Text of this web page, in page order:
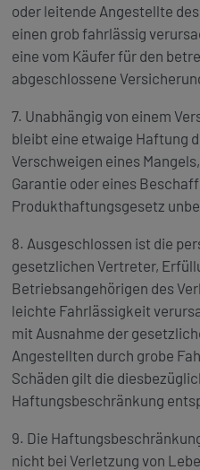
oder leitende Angestellte
einen grob fahrlässig
eine vom Käufer für den
abgeschlossene
7. Unabhängig von einem
bleibt eine etwaige Haftung
Verschweigen eines
Garantie oder eines
Produkthaftungsgesetz
8. Ausgeschlossen ist die
gesetzlichen Vertreter,
Betriebsangehörigen des
leichte Fahrlässigkeit
mit Ausnahme der
Angestellten durch grobe
Schäden gilt die
Haftungsbeschränkung
9. Die
nicht bei Verletzung von